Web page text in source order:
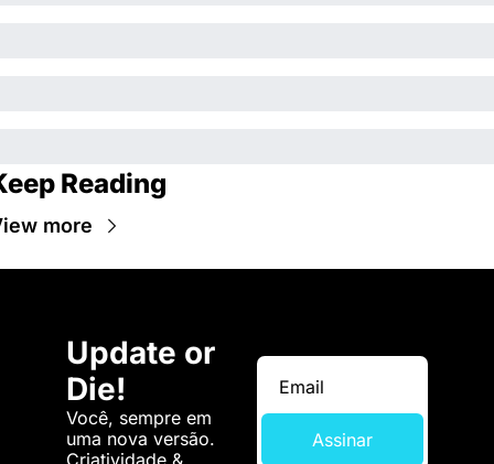
Reading
more
Update or
Die!
Você, sempre em
uma nova versão.
Criatividade &
Assinar